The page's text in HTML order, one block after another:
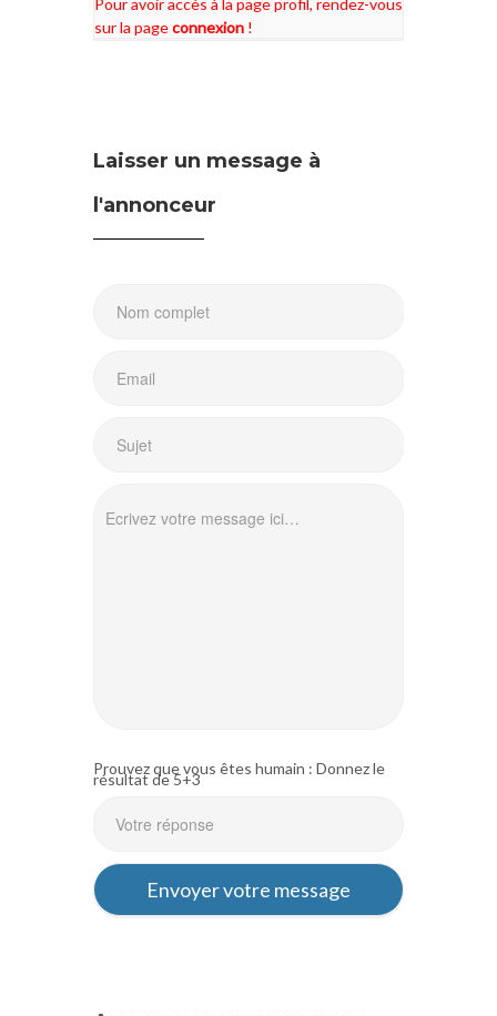
sur la pageconnexion !
Laisser un message à
l'annonceur
Prouvez que vous êtes humain : Donnez le
résultat de 5+3